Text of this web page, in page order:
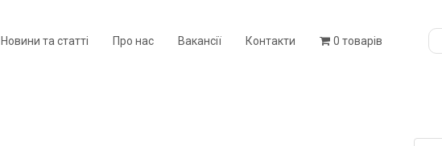
Новини та статті Про нас Вакансії Контакти 0 товарів